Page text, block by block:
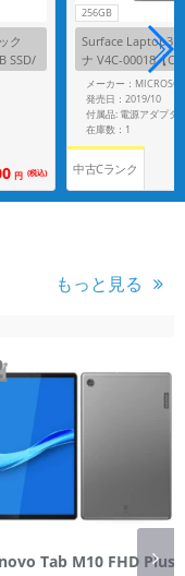
ク
SSD/
円 (税込)
256GB
Surface Laptop3
ナ V4C-00018【
B/256GB SSD/
メーカー：
発売日：2019/10
付属品: 電源アダプタ
在庫数：1
中古Cランク
もっと見る
Tab M10 FHD Plus